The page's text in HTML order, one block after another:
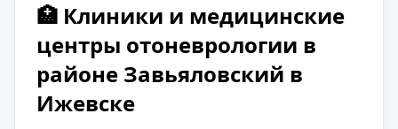
🏥 Клиники и медицинские
центры отоневрологии в
районе Завьяловский в
Ижевске